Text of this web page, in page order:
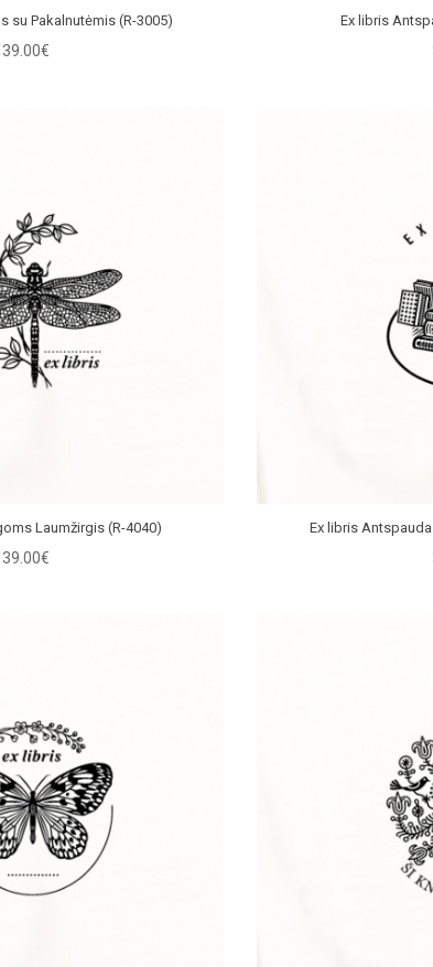
su Pakalnutėmis (R-3005)
39.00€
Ex libris
Laumžirgis (R-4040)
39.00€
Ex libris